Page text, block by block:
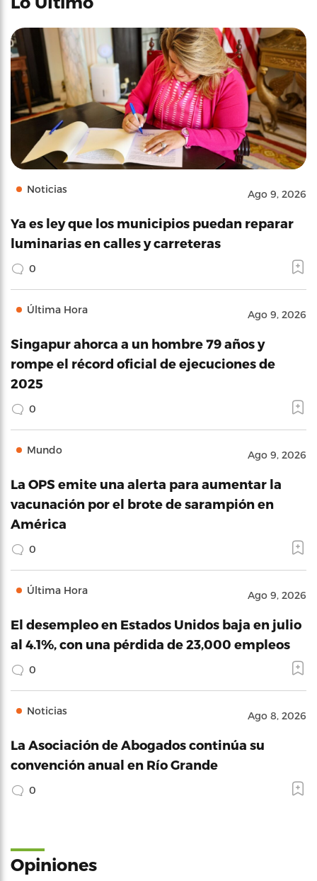
Noticias Ago 9, 2026
Ya es ley que los municipios puedan reparar
luminarias en calles y carreteras
0
Última Hora Ago 9, 2026
Singapur ahorca a un hombre 79 años y
rompe el récord oficial de ejecuciones de
2025
0
Mundo Ago 9, 2026
La OPS emite una alerta para aumentar la
vacunación por el brote de sarampión en
América
0
Última Hora Ago 9, 2026
El desempleo en Estados Unidos baja en julio
al 4.1%, con una pérdida de 23,000 empleos
0
Noticias Ago 8, 2026
La Asociación de Abogados continúa su
convención anual en Río Grande
0
Opiniones